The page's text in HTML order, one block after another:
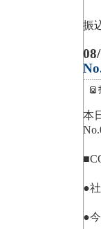
振
本
●
●